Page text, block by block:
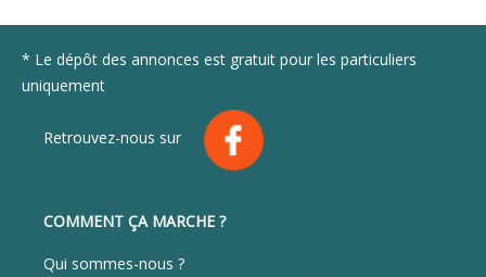
* Le dépôt des annonces est gratuit pour les particuliers
uniquement
Retrouvez-nous sur
COMMENT ÇA MARCHE ?
Qui sommes-nous ?